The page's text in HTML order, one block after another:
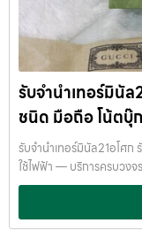
Samsung Galaxy Z
มือสองยังดี✔ ร้านรับจำนำ
จำนำโทรศัพท์ Samsung
สเปกแรง ราคาคุ้ม มือถือ
ตลาดมือสองเริ่มแข็งแรงขึ้
Pro Redmi Note 13
รับจำนำโทรศัพท์ Xiaomi ไ
ระยะสั้นค่ะ OPPO รุ่นที่ร้
และมีฐานลูกค้าค่อนข้างก
Pro OPPO Reno 11 Pro
พาะรุ่นท็อปหรือรุ่นที่สภา
กลุ่มนี้เป็นสายเฉพาะทาง
รับจำนำเทอร์มินั
ชนิด มือถือ โน้ตบุ๊
รับจำนำเทอร์มินัล21อโศ
ใช้ไฟฟ้า — บริการครบวงจ
ไอทีทุกชนิด พร้อมให้บริกา
รามอินทรา บางนา ด้วยมา
อร์มินัล21อโศก — รับจำน